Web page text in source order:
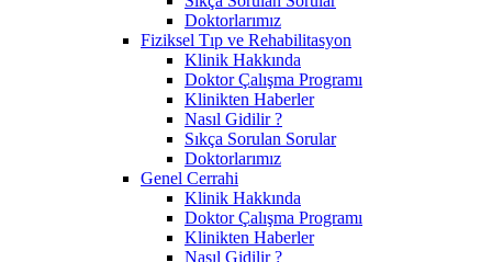
Doktorlarımız
Fiziksel Tıp ve Rehabilitasyon
Klinik Hakkında
Doktor Çalışma Programı
Klinikten Haberler
Nasıl Gidilir ?
Sıkça Sorulan Sorular
Doktorlarımız
Genel Cerrahi
Klinik Hakkında
Doktor Çalışma Programı
Klinikten Haberler
Nasıl Gidilir ?